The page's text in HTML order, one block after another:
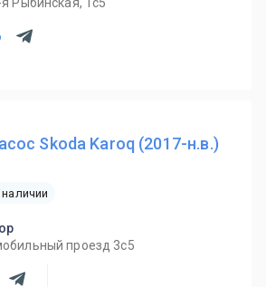
Skoda Karoq (2017-н.в.)
проезд 3с5